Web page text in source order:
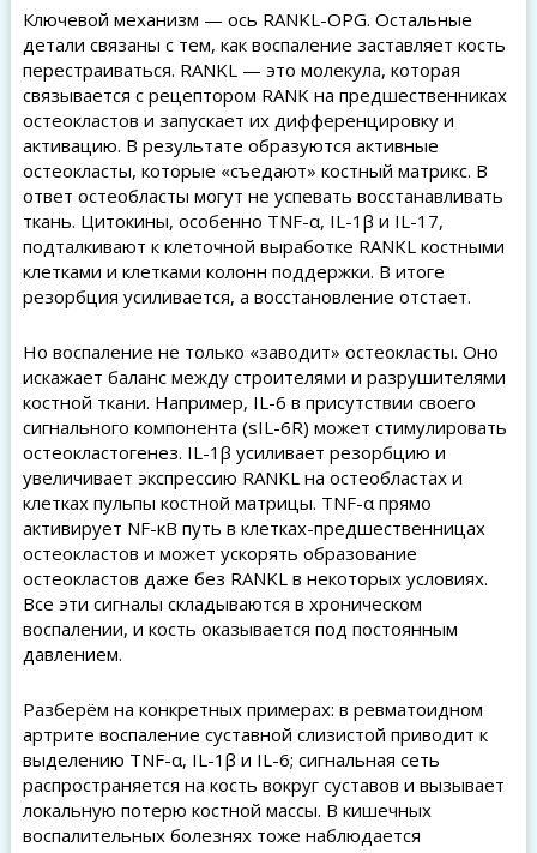
Ключевой механизм — ось RANKL-OPG. Остальные
детали связаны с тем, как воспаление заставляет кость
перестраиваться. RANKL — это молекула, которая
связывается с рецептором RANK на предшественниках
остеокластов и запускает их дифференцировку и
активацию. В результате образуются активные
остеокласты, которые «съедают» костный матрикс. В
ответ остеобласты могут не успевать восстанавливать
ткань. Цитокины, особенно TNF-α, IL-1β и IL-17,
подталкивают к клеточной выработке RANKL костными
клетками и клетками колонн поддержки. В итоге
резорбция усиливается, а восстановление отстает.
Но воспаление не только «заводит» остеокласты. Оно
искажает баланс между строителями и разрушителями
костной ткани. Например, IL-6 в присутствии своего
сигнального компонента (sIL-6R) может стимулировать
остеокластогенез. IL-1β усиливает резорбцию и
увеличивает экспрессию RANKL на остеобластах и
клетках пульпы костной матрицы. TNF-α прямо
активирует NF-κB путь в клетках-предшественницах
остеокластов и может ускорять образование
остеокластов даже без RANKL в некоторых условиях.
Все эти сигналы складываются в хроническом
воспалении, и кость оказывается под постоянным
давлением.
Разберём на конкретных примерах: в ревматоидном
артрите воспаление суставной слизистой приводит к
выделению TNF-α, IL-1β и IL-6; сигнальная сеть
распространяется на кость вокруг суставов и вызывает
локальную потерю костной массы. В кишечных
воспалительных болезнях тоже наблюдается